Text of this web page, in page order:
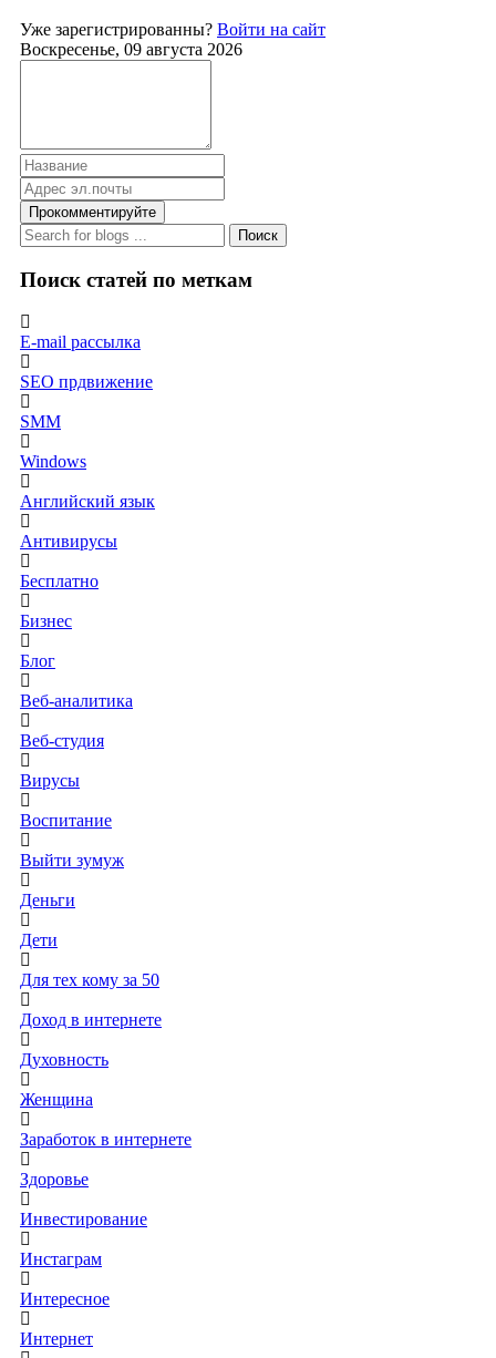
Уже зарегистрированны? Войти на сайт
Воскресенье, 09 августа 2026
Прокомментируйте
Поиск
Поиск статей по меткам
E-mail рассылка
SEO прдвижение
SMM
Windows
Английский язык
Антивирусы
Бесплатно
Бизнес
Блог
Веб-аналитика
Веб-студия
Вирусы
Воспитание
Выйти зумуж
Деньги
Дети
Для тех кому за 50
Доход в интернете
Духовность
Женщина
Заработок в интернете
Здоровье
Инвестирование
Инстаграм
Интересное
Интернет